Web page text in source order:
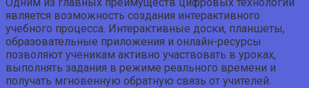
является возможность создания интерактивного
учебного процесса. Интерактивные доски, планшеты,
образовательные приложения и онлайн-ресурсы
позволяют ученикам активно участвовать в уроках,
выполнять задания в режиме реального времени и
получать мгновенную обратную связь от учителей.